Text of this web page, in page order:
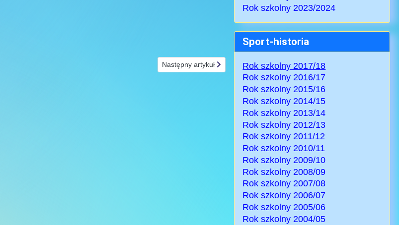
Następny artykuł: Turniej piłki nożnej chłopców - Igrzyska Młodzieży
Następny artykuł
Rok szkolny 2023/2024
Sport-historia
Rok szkolny 2017/18
Rok szkolny 2016/17
Rok szkolny 2015/16
Rok szkolny 2014/15
Rok szkolny 2013/14
Rok szkolny 2012/13
Rok szkolny 2011/12
Rok szkolny 2010/11
Rok szkolny 2009/10
Rok szkolny 2008/09
Rok szkolny 2007/08
Rok szkolny 2006/07
Rok szkolny 2005/06
Rok szkolny 2004/05